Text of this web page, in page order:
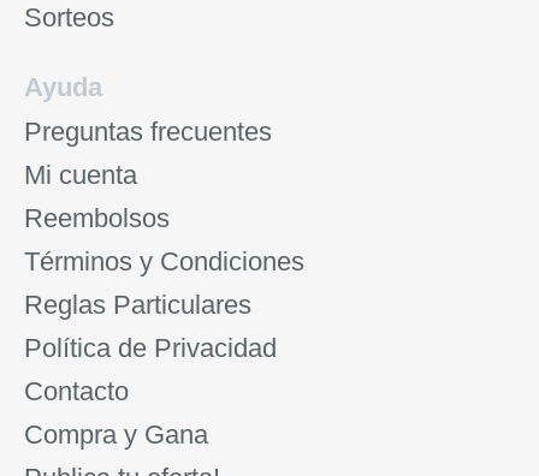
Sorteos
Ayuda
Preguntas frecuentes
Mi cuenta
Reembolsos
Términos y Condiciones
Reglas Particulares
Política de Privacidad
Contacto
Compra y Gana